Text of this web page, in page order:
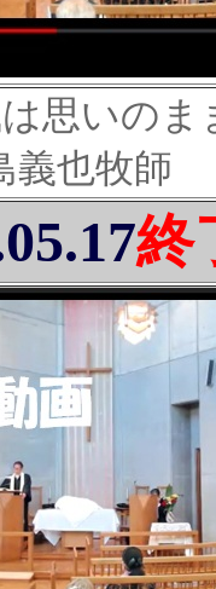
思いのま
義也牧師
終